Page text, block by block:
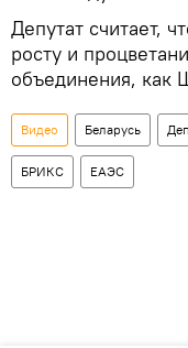
Депутат считает,
росту и
объединения,
Видео Беларусь
БРИКС ЕАЭС